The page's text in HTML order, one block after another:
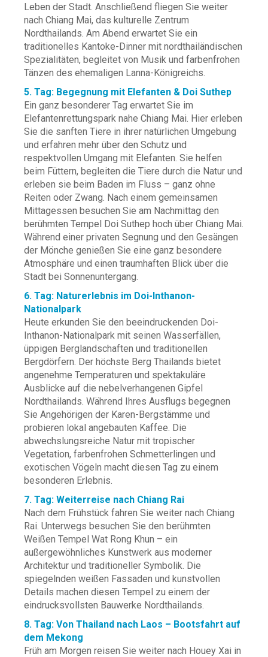
Leben der Stadt. Anschließend fliegen Sie weiter
nach Chiang Mai, das kulturelle Zentrum
Nordthailands. Am Abend erwartet Sie ein
traditionelles Kantoke-Dinner mit nordthailändischen
Spezialitäten, begleitet von Musik und farbenfrohen
Tänzen des ehemaligen Lanna-Königreichs.
5. Tag: Begegnung mit Elefanten & Doi Suthep
Ein ganz besonderer Tag erwartet Sie im
Elefantenrettungspark nahe Chiang Mai. Hier erleben
Sie die sanften Tiere in ihrer natürlichen Umgebung
und erfahren mehr über den Schutz und
respektvollen Umgang mit Elefanten. Sie helfen
beim Füttern, begleiten die Tiere durch die Natur und
erleben sie beim Baden im Fluss – ganz ohne
Reiten oder Zwang. Nach einem gemeinsamen
Mittagessen besuchen Sie am Nachmittag den
berühmten Tempel Doi Suthep hoch über Chiang Mai.
Während einer privaten Segnung und den Gesängen
der Mönche genießen Sie eine ganz besondere
Atmosphäre und einen traumhaften Blick über die
Stadt bei Sonnenuntergang.
6. Tag: Naturerlebnis im Doi-Inthanon-
Nationalpark
Heute erkunden Sie den beeindruckenden Doi-
Inthanon-Nationalpark mit seinen Wasserfällen,
üppigen Berglandschaften und traditionellen
Bergdörfern. Der höchste Berg Thailands bietet
angenehme Temperaturen und spektakuläre
Ausblicke auf die nebelverhangenen Gipfel
Nordthailands. Während Ihres Ausflugs begegnen
Sie Angehörigen der Karen-Bergstämme und
probieren lokal angebauten Kaffee. Die
abwechslungsreiche Natur mit tropischer
Vegetation, farbenfrohen Schmetterlingen und
exotischen Vögeln macht diesen Tag zu einem
besonderen Erlebnis.
7. Tag: Weiterreise nach Chiang Rai
Nach dem Frühstück fahren Sie weiter nach Chiang
Rai. Unterwegs besuchen Sie den berühmten
Weißen Tempel Wat Rong Khun – ein
außergewöhnliches Kunstwerk aus moderner
Architektur und traditioneller Symbolik. Die
spiegelnden weißen Fassaden und kunstvollen
Details machen diesen Tempel zu einem der
eindrucksvollsten Bauwerke Nordthailands.
8. Tag: Von Thailand nach Laos – Bootsfahrt auf
dem Mekong
Früh am Morgen reisen Sie weiter nach Houey Xai in